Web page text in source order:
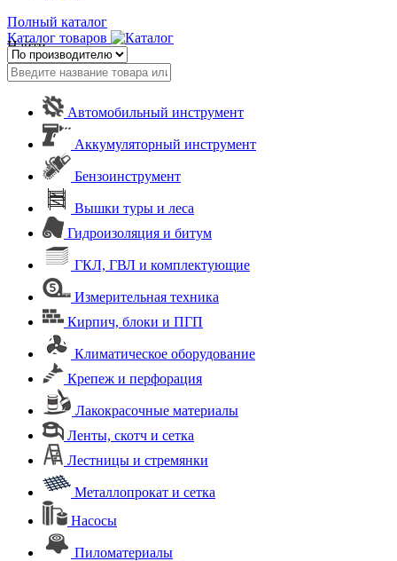
Полный каталог
Каталог товаров
Найти
Автомобильный инструмент
Аккумуляторный инструмент
Бензоинструмент
Вышки туры и леса
Гидроизоляция и битум
ГКЛ, ГВЛ и комплектующие
Измерительная техника
Кирпич, блоки и ПГП
Климатическое оборудование
Крепеж и перфорация
Лакокрасочные материалы
Ленты, скотч и сетка
Лестницы и стремянки
Металлопрокат и сетка
Насосы
Пиломатериалы